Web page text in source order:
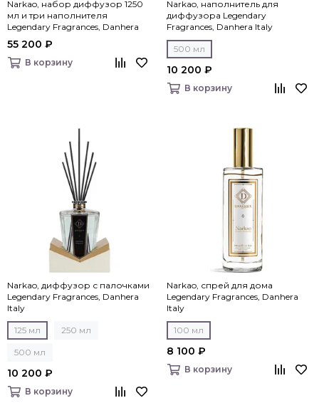
Narkao, набор диффузор 1250
мл и три наполнителя
Legendary Fragrances, Danhera
Italy
55 200 ₽
В корзину
Narkao, наполнитель для
диффузора Legendary
Fragrances, Danhera Italy
500 мл
10 200 ₽
В корзину
Narkao, диффузор с палочками
Legendary Fragrances, Danhera
Italy
125 мл 250 мл
500 мл
10 200 ₽
В корзину
Narkao, спрей для дома
Legendary Fragrances, Danhera
Italy
100 мл
8 100 ₽
В корзину